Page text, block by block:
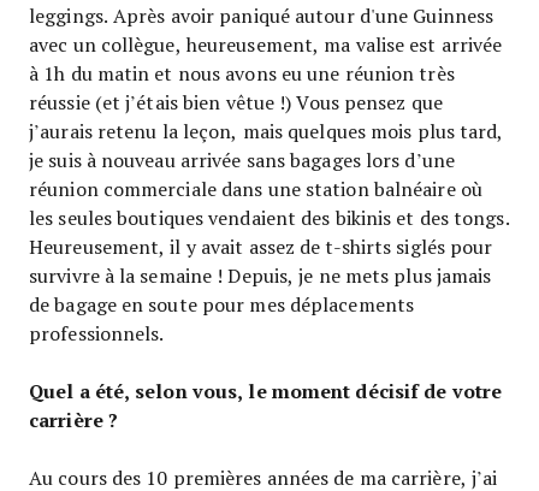
leggings. Après avoir paniqué autour d'une Guinness
avec un collègue, heureusement, ma valise est arrivée
à 1h du matin et nous avons eu une réunion très
réussie (et j’étais bien vêtue !) Vous pensez que
j’aurais retenu la leçon, mais quelques mois plus tard,
je suis à nouveau arrivée sans bagages lors d’une
réunion commerciale dans une station balnéaire où
les seules boutiques vendaient des bikinis et des tongs.
Heureusement, il y avait assez de t-shirts siglés pour
survivre à la semaine ! Depuis, je ne mets plus jamais
de bagage en soute pour mes déplacements
professionnels.
Quel a été, selon vous, le moment décisif de votre
carrière ?
Au cours des 10 premières années de ma carrière, j’ai